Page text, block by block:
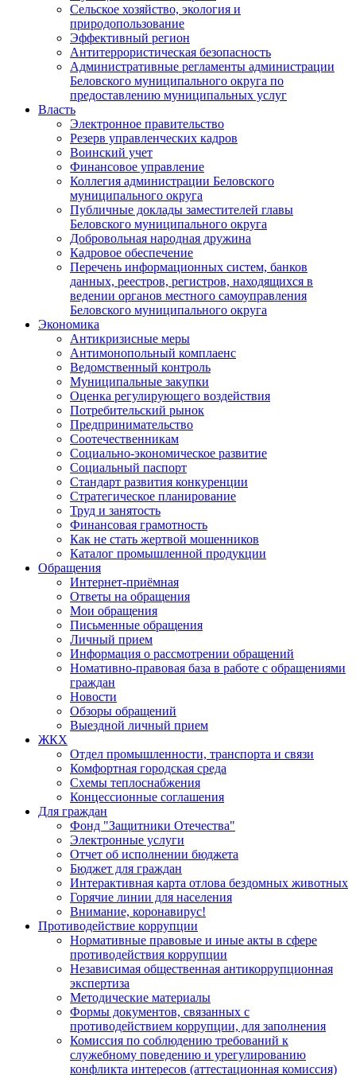
Сельское хозяйство, экология и
природопользование
Эффективный регион
Антитеррористическая безопасность
Административные регламенты администрации
Беловского муниципального округа по
предоставлению муниципальных услуг
Власть
Электронное правительство
Резерв управленческих кадров
Воинский учет
Финансовое управление
Коллегия администрации Беловского
муниципального округа
Публичные доклады заместителей главы
Беловского муниципального округа
Добровольная народная дружина
Кадровое обеспечение
Перечень информационных систем, банков
данных, реестров, регистров, находящихся в
ведении органов местного самоуправления
Беловского муниципального округа
Экономика
Антикризисные меры
Антимонопольный комплаенс
Ведомственный контроль
Муниципальные закупки
Оценка регулирующего воздействия
Потребительский рынок
Предпринимательство
Соотечественникам
Социально-экономическое развитие
Социальный паспорт
Стандарт развития конкуренции
Стратегическое планирование
Труд и занятость
Финансовая грамотность
Как не стать жертвой мошенников
Каталог промышленной продукции
Обращения
Интернет-приёмная
Ответы на обращения
Мои обращения
Письменные обращения
Личный прием
Информация о рассмотрении обращений
Номативно-правовая база в работе с обращениями
граждан
Новости
Обзоры обращений
Выездной личный прием
ЖКХ
Отдел промышленности, транспорта и связи
Комфортная городская среда
Схемы теплоснабжения
Концессионные соглашения
Для граждан
Фонд "Защитники Отечества"
Электронные услуги
Отчет об исполнении бюджета
Бюджет для граждан
Интерактивная карта отлова бездомных животных
Горячие линии для населения
Внимание, коронавирус!
Противодействие коррупции
Нормативные правовые и иные акты в сфере
противодействия коррупции
Независимая общественная антикоррупционная
экспертиза
Методические материалы
Формы документов, связанных с
противодействием коррупции, для заполнения
Комиссия по соблюдению требований к
служебному поведению и урегулированию
конфликта интересов (аттестационная комиссия)